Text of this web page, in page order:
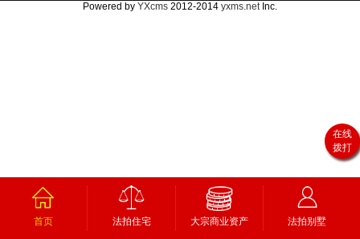
首页 法拍住宅 大宗商业资产 法拍别墅
在线
拨打
Powered by YXcms 2012-2014 yxms.netInc.